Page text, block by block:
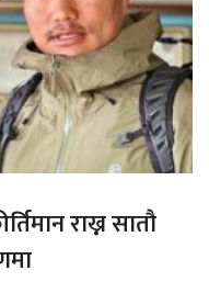
राख्न सातौ